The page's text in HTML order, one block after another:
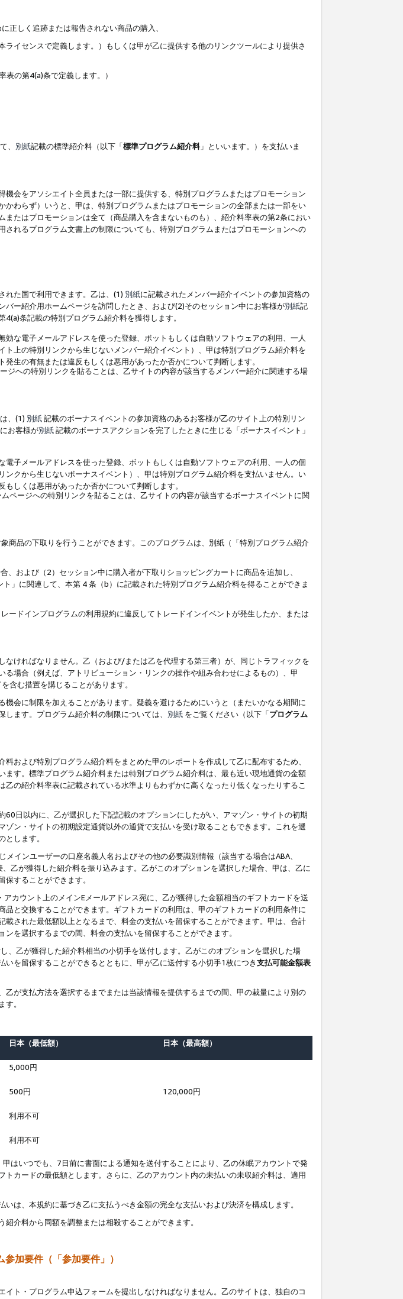
正しく追跡または報告されない商品の購入、
イセンスで定義します。）もしくは甲が乙に提供する他のリンクツールにより提供さ
の第4(a)条で定義します。）
、 別紙記載の標準紹介料（以下「標準プログラム紹介料」といいます。）を支払いま
機会をアソシエイト全員または一部に提供する、特別プログラムまたはプロモーション
わらず）いうと、甲は、特別プログラムまたはプロモーションの全部または一部をい
たはプロモーションは全て（商品購入を含まないものも）、紹介料率表の第2条におい
れるプログラム文書上の制限についても、特別プログラムまたはプロモーションへの
れた国で利用できます。乙は、(1) 別紙に記載されたメンバー紹介イベントの参加資格の
ー紹介用ホームページを訪問したとき、および(2)そのセッション中にお客様が別紙記
4(a)条記載の特別プログラム紹介料を獲得します。
な電子メールアドレスを使った登録、ボットもしくは自動ソフトウェアの利用、一人
上の特別リンクから生じないメンバー紹介イベント）、甲は特別プログラム紹介料を
生の有無または違反もしくは悪用があったか否かについて判断します。
ジへの特別リンクを貼ることは、乙サイトの内容が該当するメンバー紹介に関連する場
、(1) 別紙記載のボーナスイベントの参加資格のあるお客様が乙のサイト上の特別リン
お客様が別紙記載のボーナスアクションを完了したときに生じる「ボーナスイベント」
子メールアドレスを使った登録、ボットもしくは自動ソフトウェアの利用、一人の個
クから生じないボーナスイベント）、甲は特別プログラム紹介料を支払いません。い
しくは悪用があったか否かについて判断します。
ページへの特別リンクを貼ることは、乙サイトの内容が該当するボーナスイベントに関
品の下取りを行うことができます。このプログラムは、別紙（「特別プログラム紹介
および（2）セッション中に購入者が下取りショッピングカートに商品を追加し、
」に関連して、本第 4 条（b）に記載された特別プログラム紹介料を得ることができま
ドインプログラムの利用規約に違反してトレードインイベントが発生したか、または
ければなりません。乙（および/または乙を代理する第三者）が、同じトラフィックを
場合（例えば、アトリビューション・リンクの操作や組み合わせによるもの）、甲
含む措置を講じることがあります。
会に制限を加えることがあります。疑義を避けるためにいうと（またいかなる期間に
ます。プログラム紹介料の制限については、 別紙 をご覧ください（以下「プログラム
および特別プログラム紹介料をまとめた甲のレポートを作成して乙に配布するため、
す。標準プログラム紹介料または特別プログラム紹介料は、最も近い現地通貨の金額
の紹介料率表に記載されている水準よりもわずかに高くなったり低くなったりするこ
日以内に、乙が選択した下記記載のオプションにしたがい、アマゾン・サイトの初期
ン・サイトの初期設定通貨以外の通貨で支払いを受け取ることもできます。これを選
します。
インユーザーの口座名義人名およびその他の必要識別情報（該当する場合はABA、
乙が獲得した紹介料を振り込みます。乙がこのオプションを選択した場合、甲は、乙に
することができます。
カウント上のメインEメールアドレス宛に、乙が獲得した金額相当のギフトカードを送
と交換することができます。ギフトカードの利用は、甲のギフトカードの利用条件に
載された最低額以上となるまで、料金の支払いを留保することができます。甲は、合計
を選択するまでの間、料金の支払いを留保することができます。
乙が獲得した紹介料相当の小切手を送付します。乙がこのオプションを選択した場
いを留保することができるとともに、甲が乙に送付する小切手1枚につき支払可能金額表
が支払方法を選択するまでまたは当該情報を提供するまでの間、甲の裁量により別の
。
日本（最低額） 日本（最高額）
5,000円
500円 120,000円
利用不可
利用不可
はいつでも、7日前に書面による通知を送付することにより、乙の休眠アカウントで発
トカードの最低額とします。さらに、乙のアカウント内の未払いの未収紹介料は、適用
は、本規約に基づき乙に支払うべき金額の完全な支払いおよび決済を構成します。
介料から同額を調整または相殺することができます。
加要件（「参加要件」）
ト・プログラム申込フォームを提出しなければなりません。乙のサイトは、独自のコ